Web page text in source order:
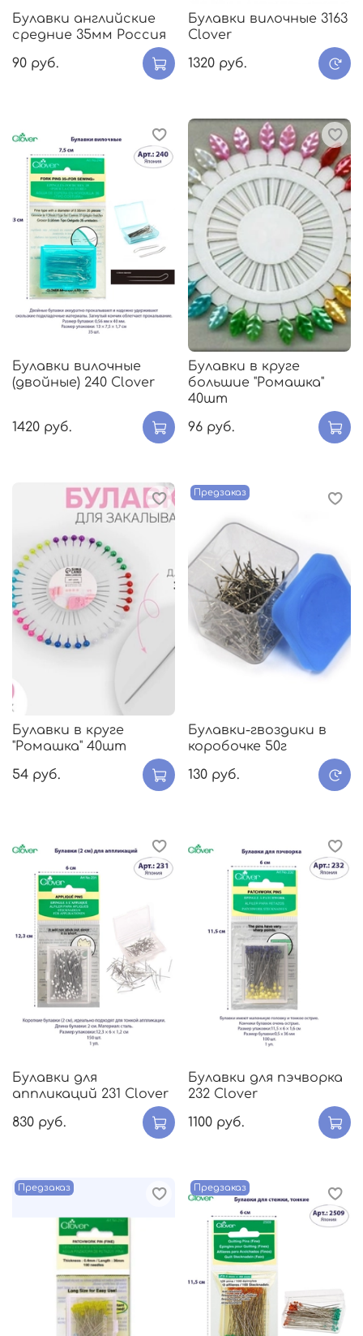
Булавки английские
средние 35мм Россия
90 руб.
Булавки вилочные 3163
Clover
1320 руб.
Булавки вилочные
(двойные) 240 Clover
1420 руб.
Булавки в круге
большие "Ромашка"
40шт
96 руб.
Булавки в круге
"Ромашка" 40шт
54 руб.
Предзаказ
Булавки-гвоздики в
коробочке 50г
130 руб.
Булавки для
аппликаций 231 Clover
830 руб.
Булавки для пэчворка
232 Clover
1100 руб.
Предзаказ Предзаказ